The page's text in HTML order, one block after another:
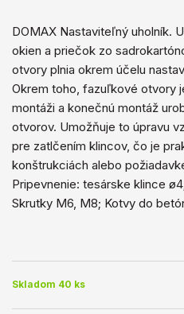
DOMAX Nastaviteľný uholník.
okien a priečok zo
otvory plnia okrem účelu
Okrem toho, fazuľkové otvory
montáži a konečnú montáž
otvorov. Umožňuje to úpravu
pre zatlčením klincov, čo je
konštrukciách alebo
Pripevnenie: tesárske klince
Skrutky M6, M8; Kotvy do
Skladom 40 ks